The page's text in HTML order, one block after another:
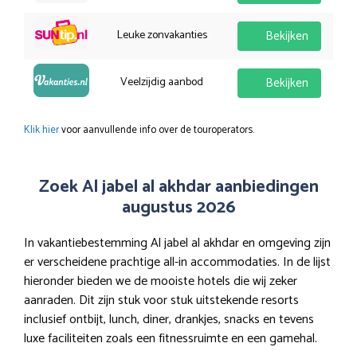
Leuke zonvakanties Bekijken
Veelzijdig aanbod Bekijken
Klik hiervoor aanvullende info over de touroperators.
Zoek Al jabel al akhdar aanbiedingen
augustus 2026
In vakantiebestemming Al jabel al akhdar en omgeving zijn
er verscheidene prachtige all-in accommodaties. In de lijst
hieronder bieden we de mooiste hotels die wij zeker
aanraden. Dit zijn stuk voor stuk uitstekende resorts
inclusief ontbijt, lunch, diner, drankjes, snacks en tevens
luxe faciliteiten zoals een fitnessruimte en een gamehal.